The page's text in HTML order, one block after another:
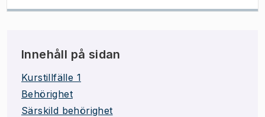
Innehåll på sidan
Kurstillfälle 1
Behörighet
Särskild behörighet